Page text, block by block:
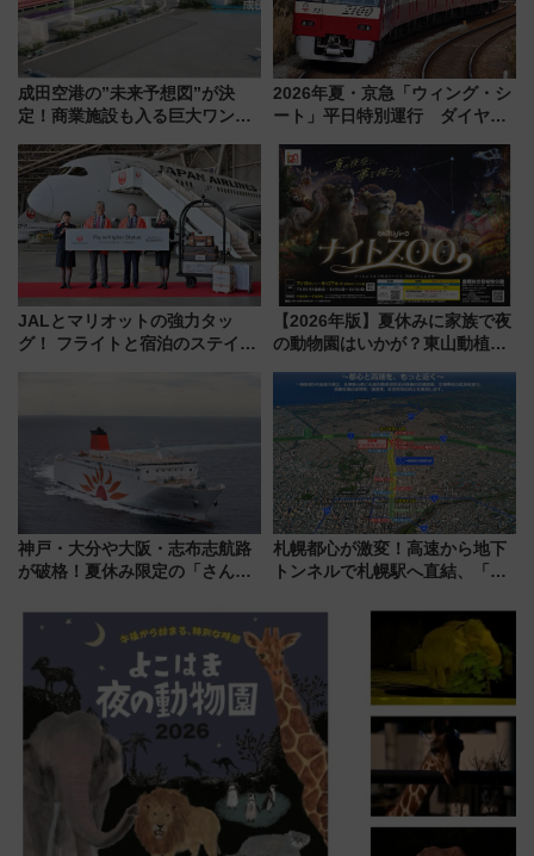
成田空港の”未来予想図”が決
定！商業施設も入る巨大ワンタ
で新型特急が品川･羽田とを結
ぶ！ JR空港駅は2面3線化！
2026年夏・京急「ウィング・シ
ート」平日特別運行 ダイヤ・
三浦海岸を堪能できるお出かけ
プランもご紹介
JALとマリオットの強力タッ
グ！ フライトと宿泊のステイタ
【2026年版】夏休みに家族で夜
の動物園はいかが？東山動植物
ZOO」開催情報
神戸・大分や大阪・志布志航路
が破格！夏休み限定の「さんふ
ート 夕朝食ビュッフェ付きで
快適な船旅はいかが？
札幌都心が激変！高速から地下
トンネルで札幌駅へ直結、「創
から本格着工、延長4.8km整備
事業の全貌